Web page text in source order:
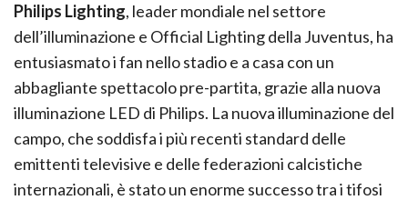
Philips Lighting, leader mondiale nel settore
dell’illuminazione e Official Lighting della Juventus, ha
entusiasmato i fan nello stadio e a casa con un
abbagliante spettacolo pre-partita, grazie alla nuova
illuminazione LED di Philips. La nuova illuminazione del
campo, che soddisfa i più recenti standard delle
emittenti televisive e delle federazioni calcistiche
internazionali, è stato un enorme successo tra i tifosi